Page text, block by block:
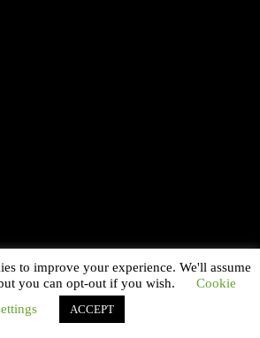
to improve your experience. We'll assume
you can opt-out if you wish.
Cookie
ACCEPT